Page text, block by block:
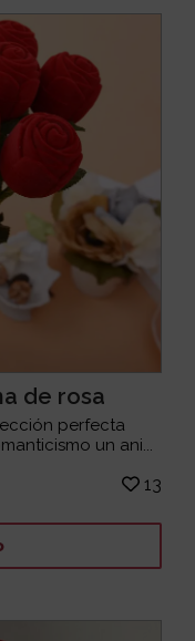
de rosa
perfecta
un ani...
13